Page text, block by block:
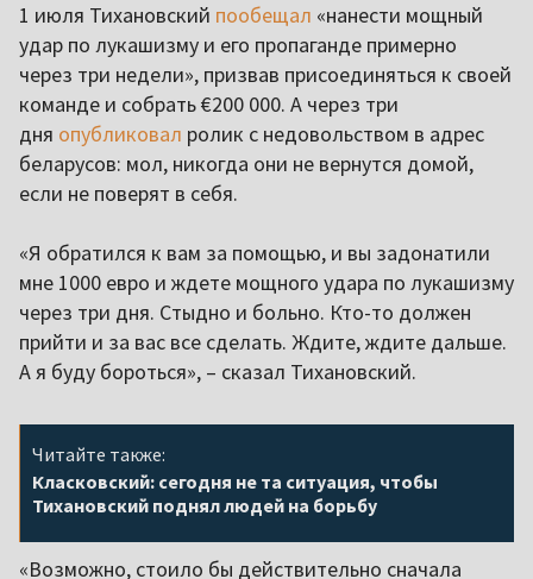
1 июля Тихановский пообещал «нанести мощный
удар по лукашизму и его пропаганде примерно
через три недели», призвав присоединяться к своей
команде и собрать €200 000. А через три
дня опубликовал ролик с недовольством в адрес
беларусов: мол, никогда они не вернутся домой,
если не поверят в себя.
«Я обратился к вам за помощью, и вы задонатили
мне 1000 евро и ждете мощного удара по лукашизму
через три дня. Стыдно и больно. Кто-то должен
прийти и за вас все сделать. Ждите, ждите дальше.
А я буду бороться», – сказал Тихановский.
Читайте также:
Класковский: сегодня не та ситуация, чтобы
Тихановский поднял людей на борьбу
«Возможно, стоило бы действительно сначала